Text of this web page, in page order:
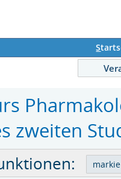
S
zweiten